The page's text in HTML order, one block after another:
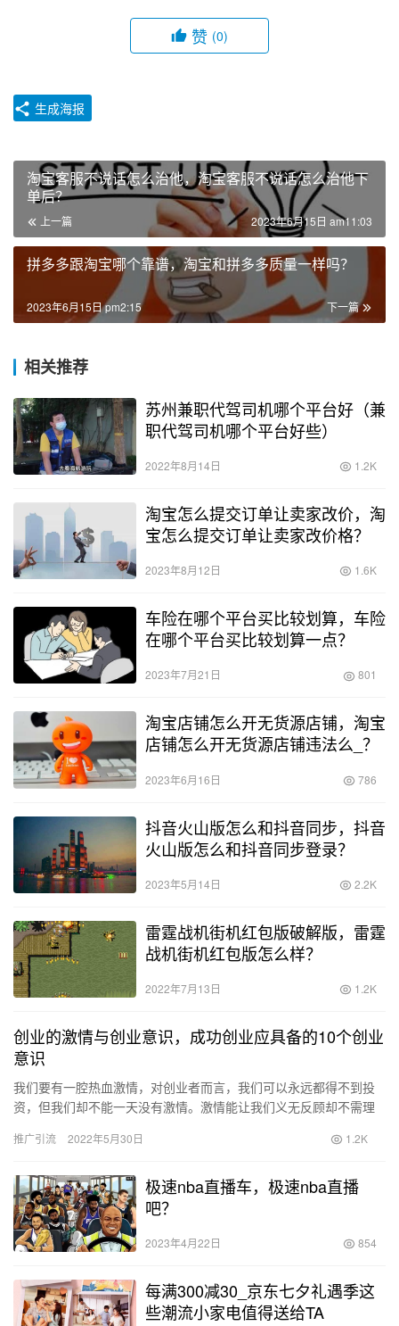
赞 (0)
生成海报
淘宝客服不说话怎么治他，淘宝客服不说话怎么治他下
单后？
上一篇 2023年6月15日 am11:03
拼多多跟淘宝哪个靠谱，淘宝和拼多多质量一样吗？
下一篇
2023年6月15日 pm2:15
相关推荐
苏州兼职代驾司机哪个平台好（兼
职代驾司机哪个平台好些）
2022年8月14日 1.2K
淘宝怎么提交订单让卖家改价，淘
宝怎么提交订单让卖家改价格？
2023年8月12日 1.6K
车险在哪个平台买比较划算，车险
在哪个平台买比较划算一点？
2023年7月21日 801
淘宝店铺怎么开无货源店铺，淘宝
店铺怎么开无货源店铺违法么_？
2023年6月16日 786
抖音火山版怎么和抖音同步，抖音
火山版怎么和抖音同步登录？
2023年5月14日 2.2K
雷霆战机街机红包版破解版，雷霆
战机街机红包版怎么样？
2022年7月13日 1.2K
创业的激情与创业意识，成功创业应具备的10个创业
意识
我们要有一腔热血激情，对创业者而言，我们可以永远都得不到投
资，但我们却不能一天没有激情。激情能让我们义无反顾却不需理
进动力…
推广引流 2022年5月30日 1.2K
极速nba直播车，极速nba直播
吧？
2023年4月22日 854
每满300减30_京东七夕礼遇季这
些潮流小家电值得送给TA